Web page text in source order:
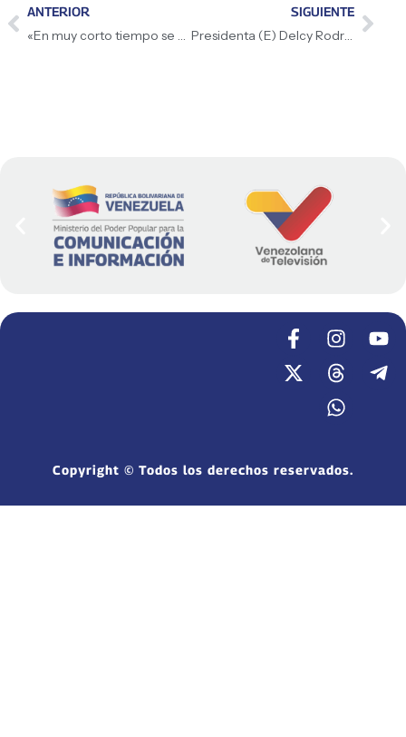
ANTERIOR
«En muy corto tiempo se va a traducir en gran felicidad tanto para ustedes como para nuestro país»
SIGUIENTE
Presidenta (E) Delcy Rodríguez recorre Puerto Comercial Eulalia Buroz de Anzoátegui
Copyright © Todos los derechos reservados.